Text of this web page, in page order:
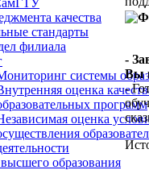
качества
стандарты
филиала
системы
оценка
программ
оценка
образования
-
Вы
-